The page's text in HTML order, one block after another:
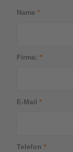
Name *
Firma: *
E-Mail *
Telefon *